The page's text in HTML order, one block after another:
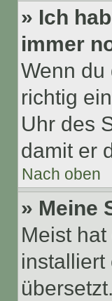
» Ich
immer
Wenn du
richtig
Uhr des
damit er
Nach oben
» Meine
Meist
installiert